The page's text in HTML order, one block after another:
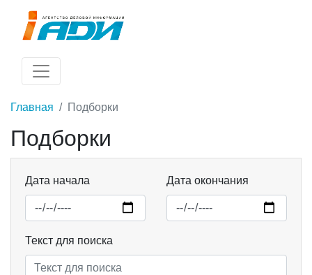
Главная Подборки
Подборки
Дата начала Дата окончания
Текст для поиска